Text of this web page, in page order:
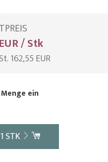
/ Stk
162,55 EUR
ein
1 STK